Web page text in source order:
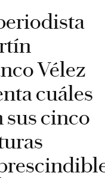
Vélez
cuáles
sus cinco